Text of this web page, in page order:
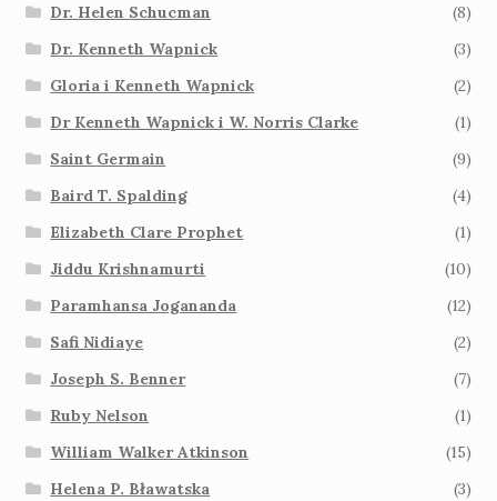
Dr. Helen Schucman
(8)
Dr. Kenneth Wapnick
(3)
Gloria i Kenneth Wapnick
(2)
Dr Kenneth Wapnick i W. Norris Clarke
(1)
Saint Germain
(9)
Baird T. Spalding
(4)
Elizabeth Clare Prophet
(1)
Jiddu Krishnamurti
(10)
Paramhansa Jogananda
(12)
Safi Nidiaye
(2)
Joseph S. Benner
(7)
Ruby Nelson
(1)
William Walker Atkinson
(15)
Helena P. Bławatska
(3)